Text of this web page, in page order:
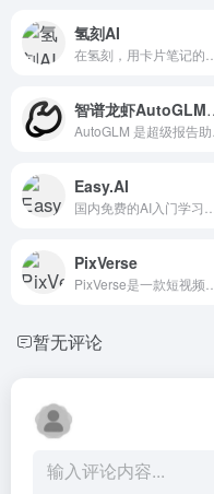
氢刻AI
智谱龙虾
Easy.AI
PixVerse
暂无评论